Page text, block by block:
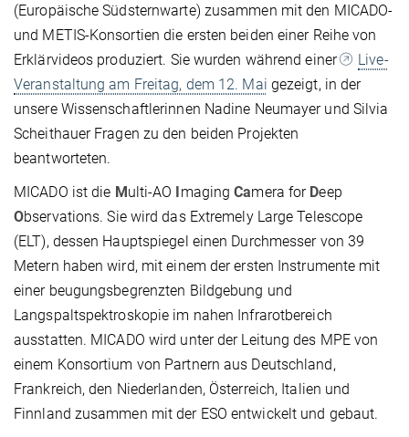
(Europäische Südsternwarte) zusammen mit den MICADO-
und METIS-Konsortien die ersten beiden einer Reihe von
Erklärvideos produziert. Sie wurden während einer
Live-
Veranstaltung am Freitag, dem 12. Mai gezeigt, in der
unsere Wissenschaftlerinnen Nadine Neumayer und Silvia
Scheithauer Fragen zu den beiden Projekten
beantworteten.
MICADO ist die Multi-AO ImagingCamera for Deep
Observations. Sie wird das Extremely Large Telescope
(ELT), dessen Hauptspiegel einen Durchmesser von 39
Metern haben wird, mit einem der ersten Instrumente mit
einer beugungsbegrenzten Bildgebung und
Langspaltspektroskopie im nahen Infrarotbereich
ausstatten. MICADO wird unter der Leitung des MPE von
einem Konsortium von Partnern aus Deutschland,
Frankreich, den Niederlanden, Österreich, Italien und
Finnland zusammen mit der ESO entwickelt und gebaut.